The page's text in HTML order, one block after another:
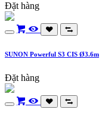
Đặt hàng
SUNON Powerful S3 CIS Ø3.6m
Đặt hàng